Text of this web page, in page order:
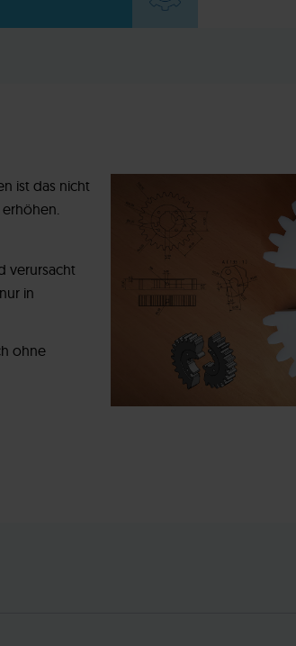
ist das nicht
verursacht
in
ohne